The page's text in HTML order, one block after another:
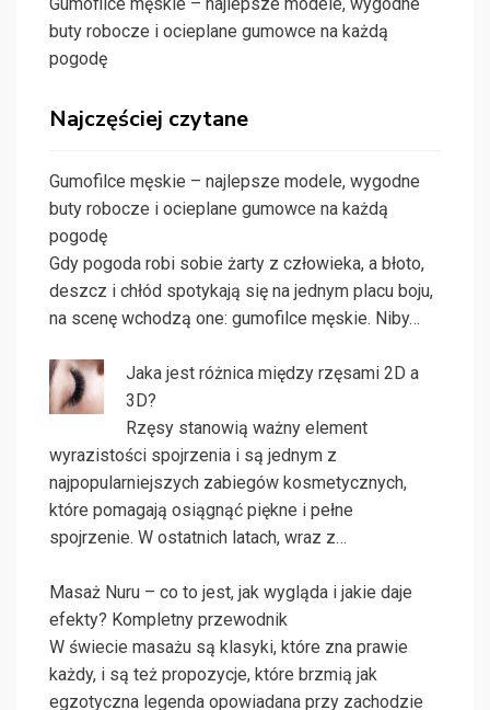
buty robocze i ocieplane gumowce na każdą
pogodę
Najczęściej czytane
Gumofilce męskie – najlepsze modele, wygodne
buty robocze i ocieplane gumowce na każdą
pogodę
Gdy pogoda robi sobie żarty z człowieka, a błoto,
deszcz i chłód spotykają się na jednym placu boju,
na scenę wchodzą one: gumofilce męskie. Niby…
Jaka jest różnica między rzęsami 2D a
3D?
Rzęsy stanowią ważny element
wyrazistości spojrzenia i są jednym z
najpopularniejszych zabiegów kosmetycznych,
które pomagają osiągnąć piękne i pełne
spojrzenie. W ostatnich latach, wraz z…
Masaż Nuru – co to jest, jak wygląda i jakie daje
efekty? Kompletny przewodnik
W świecie masażu są klasyki, które zna prawie
każdy, i są też propozycje, które brzmią jak
egzotyczna legenda opowiadana przy zachodzie